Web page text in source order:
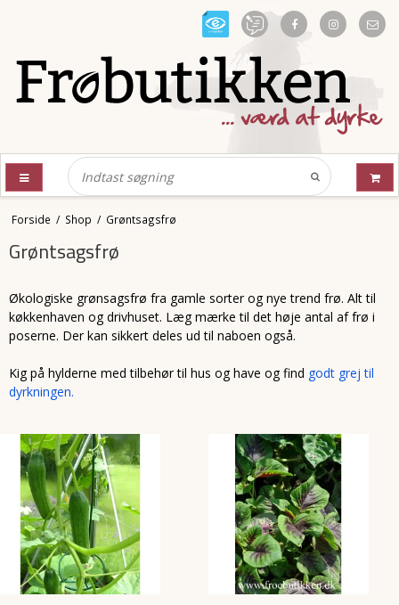
Forside / Shop / Grøntsagsfrø
Grøntsagsfrø
Økologiske grønsagsfrø fra gamle sorter og nye trend frø. Alt til
køkkenhaven og drivhuset. Læg mærke til det høje antal af frø i
poserne. Der kan sikkert deles ud til naboen også.
Kig på hylderne med tilbehør til hus og have og find godt grej til
dyrkningen.